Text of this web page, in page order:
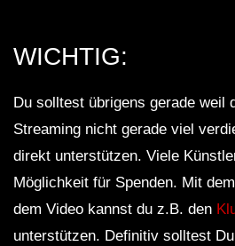
WICHTIG:
Du solltest übrigens gerade weil
Streaming nicht gerade viel
direkt unterstützen. Viele
Möglichkeit für Spenden. Mit
dem Video kannst du z.B. den
unterstützen. Definitiv solltest